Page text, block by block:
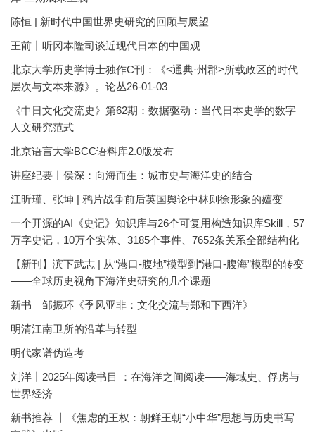
陈恒 | 新时代中国世界史研究的回顾与展望
王前丨听冈本隆司谈近现代日本的中国观
北京大学历史学博士独作C刊：《<通典·州郡>所载政区的时代
层次与文本来源》。论丛26-01-03
《中日文化交流史》第62期：数据驱动：当代日本史学的数字
人文研究范式
北京语言大学BCC语料库2.0版发布
讲座纪要丨侯深：向海而生：城市史与海洋史的结合
江昕瑾、张坤 | 鸦片战争前后英国舆论中林则徐形象的嬗变
一个开源的AI《史记》知识库与26个可复用构造知识库Skill，57
万字史记，10万个实体、3185个事件、7652条关系全部结构化
【新刊】滨下武志 | 从“港口-腹地”模型到“港口-腹海”模型的转变
——全球历史视角下海洋史研究的几个课题
新书｜邹振环《季风亚非：文化交流与郑和下西洋》
明清江南卫所的沿革与转型
明代家谱伪造考
刘洋丨2025年阅读书目 ：在海洋之间阅读——海域史、俘虏与
世界经济
新书推荐 丨《焦虑的王权：朝鲜王朝“小中华”思想与历史书写